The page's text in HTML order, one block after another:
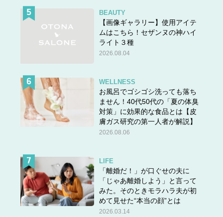
■「赤ちゃんが欲しい」に掲載された漫画はこちら
こちら
BEAUTY
【画像ギャラリー】使用アイテ
ムはこちら！セザンヌの神ハイ
ライト３種
2026.08.04
WELLNESS
お風呂でゴシゴシ洗っても落ち
ません！40代50代の「夏の体臭
対策」に効果的な食品とは【皮
膚ガス研究の第一人者が解説】
2026.08.06
LIFE
「離婚だ！」が口ぐせの夫に
「じゃあ離婚しよう」と言って
みた。そのときモラハラ夫が初
めて見せた“本当の顔”とは
2026.03.14